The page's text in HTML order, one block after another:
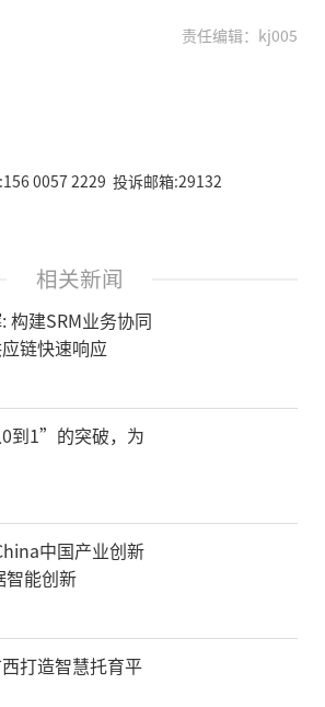
责任编辑：kj005
0057 2229 投诉邮箱:29132
相关新闻
构建SRM业务协同
链快速响应
到1”的突破，为
中国产业创新
智能创新
打造智慧托育平